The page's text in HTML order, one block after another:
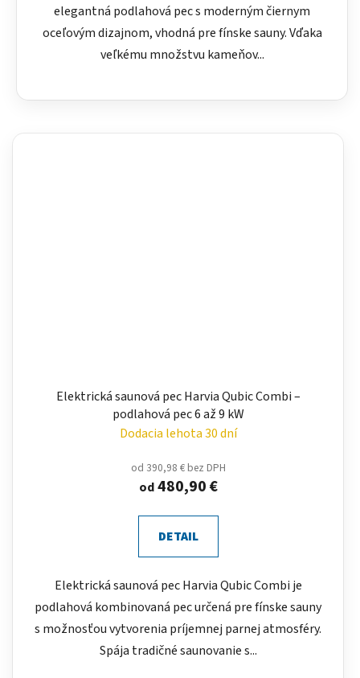
elegantná podlahová pec s moderným čiernym
oceľovým dizajnom, vhodná pre fínske sauny. Vďaka
veľkému množstvu kameňov...
Elektrická saunová pec Harvia Qubic Combi –
podlahová pec 6 až 9 kW
Dodacia lehota 30 dní
od 390,98 € bez DPH
od480,90 €
DETAIL
Elektrická saunová pec Harvia Qubic Combi je
podlahová kombinovaná pec určená pre fínske sauny
s možnosťou vytvorenia príjemnej parnej atmosféry.
Spája tradičné saunovanie s...